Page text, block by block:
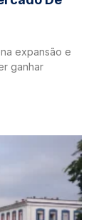
expansão e
ganhar